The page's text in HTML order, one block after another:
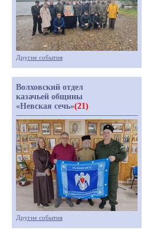
Другие события
Волховский отдел
казачьей общины
«Невская сечь»(21)
Другие события